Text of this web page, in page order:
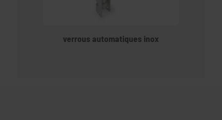
verrous automatiques inox